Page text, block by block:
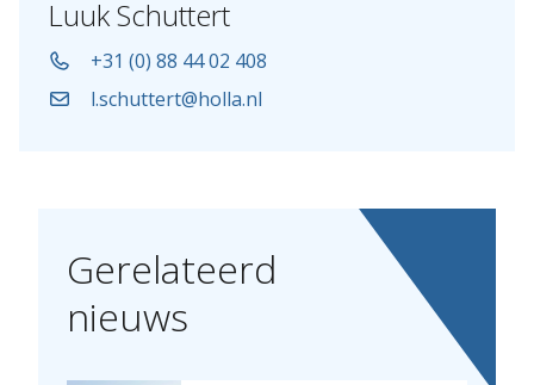
Luuk Schuttert
+31 (0) 88 44 02 408
l.schuttert@holla.nl
Gerelateerd
nieuws